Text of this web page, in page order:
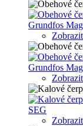
Grundfos
Grundfos
SEG